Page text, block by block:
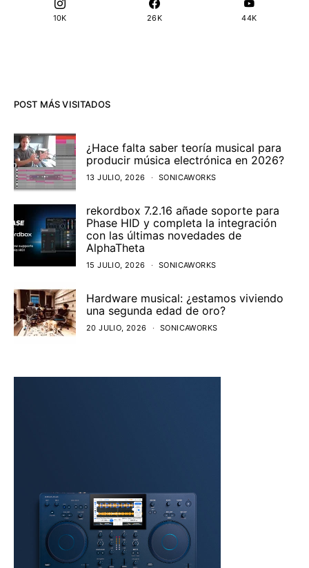
10K 26K 44K
POST MÁS VISITADOS
¿Hace falta saber teoría musical para
producir música electrónica en 2026?
13 JULIO, 2026 SONICAWORKS
rekordbox 7.2.16 añade soporte para
Phase HID y completa la integración
con las últimas novedades de
AlphaTheta
15 JULIO, 2026 SONICAWORKS
Hardware musical: ¿estamos viviendo
una segunda edad de oro?
20 JULIO, 2026 SONICAWORKS